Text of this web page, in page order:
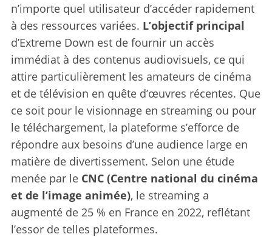
n’importe quel utilisateur d’accéder rapidement
à des ressources variées. L’objectif principal
d’Extreme Down est de fournir un accès
immédiat à des contenus audiovisuels, ce qui
attire particulièrement les amateurs de cinéma
et de télévision en quête d’œuvres récentes. Que
ce soit pour le visionnage en streaming ou pour
le téléchargement, la plateforme s’efforce de
répondre aux besoins d’une audience large en
matière de divertissement. Selon une étude
menée par le CNC (Centre national du cinéma
et de l’image animée), le streaming a
augmenté de 25 % en France en 2022, reflétant
l’essor de telles plateformes.